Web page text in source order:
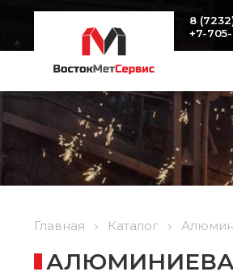
8
+7-
Главная Каталог